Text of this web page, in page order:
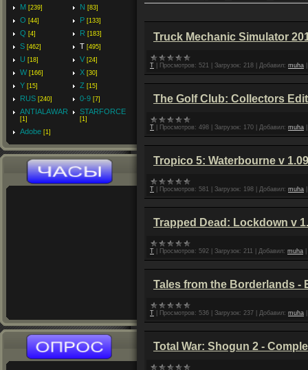
M [239] N [83]
O [44] P [133]
Q [4] R [183]
S [462] T [495]
U [18] V [24]
W [166] X [30]
Y [15] Z [15]
RUS [240] 0-9 [7]
ANTIALAWAR
[1]
STARFORCE
[1]
Adobe [1]
Truck Mechanic Simulator
T Просмотров: 521 Загрузок: 218 Добавил: muha
The Golf Club: Collectors
T Просмотров: 498 Загрузок: 170 Добавил: muha
Tropico 5: Waterbourne v
T Просмотров: 581 Загрузок: 198 Добавил: muha
Trapped Dead: Lockdown v
T Просмотров: 592 Загрузок: 211 Добавил: muha
Tales from the Borderlands -
T Просмотров: 536 Загрузок: 237 Добавил: muha
Total War: Shogun 2 -